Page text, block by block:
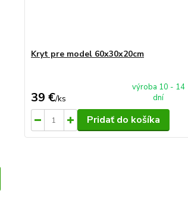
Kryt pre model 60x30x20cm
39 €/ks
výroba 10 - 14
dní
Pridať do košíka